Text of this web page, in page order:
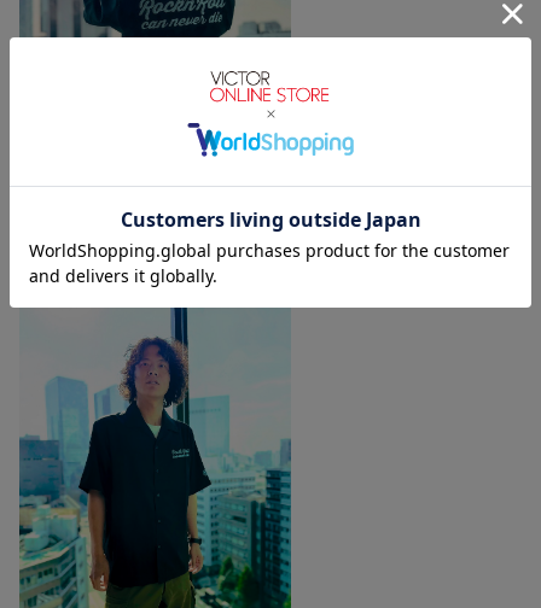
身長157cm Mサイズ着用